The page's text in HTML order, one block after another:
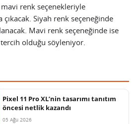
renk seçenekleriyle
çıkacak. Siyah renk seçeneğinde
Mavi renk seçeneğinde ise
olduğu söyleniyor.
Pixel 11 Pro XL’nin tasarımı tanıtım
öncesi netlik kazandı
05 Ağu 2026